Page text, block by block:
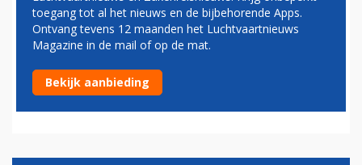
BASIC
KLM hanteert vanaf nu Basic-tarief zonder rolkoffertje
08-09-2025 - 14:31
toegang tot al het nieuws en de bijbehorende Apps.
Ontvang tevens 12 maanden het Luchtvaartnieuws
Magazine in de mail of op de mat.
Bekijk aanbieding